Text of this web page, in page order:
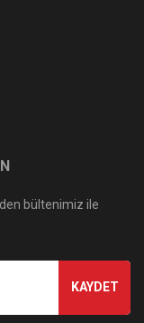
bültenimiz ile
KAYDET